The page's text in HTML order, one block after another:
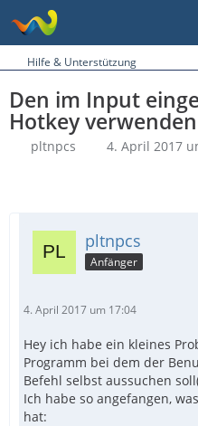
Hilfe & Unterstützung
Den im Input
Hotkey verwenden
pltnpcs 4. April 2017
pltnpcs
Anfänger
4. April 2017 um 17:04
Hey ich habe ein kleines
Programm bei dem der
Befehl selbst aussuchen
Ich habe so angefangen,
hat: